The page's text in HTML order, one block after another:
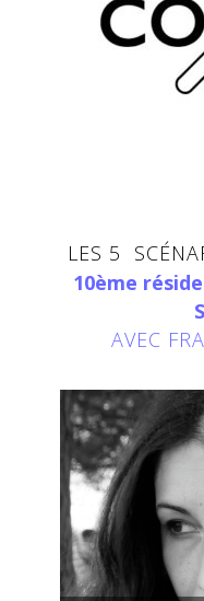
LES 5
10ème
AVEC